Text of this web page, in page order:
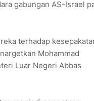
gabungan AS-Israel
terhadap
Mohammad
Luar Negeri Abbas